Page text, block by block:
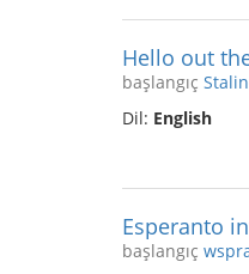
Hello out
başlangıç
Dil: English
Esperanto
başlangıç